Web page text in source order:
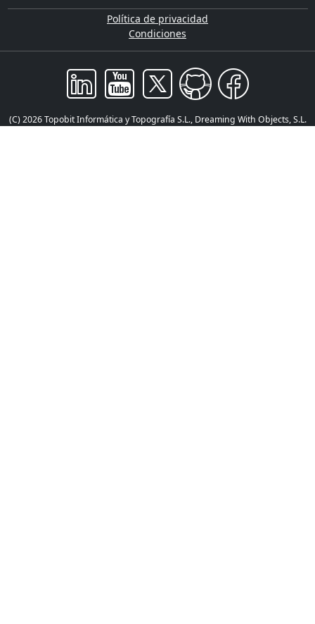
Política de privacidad
Condiciones
(C) 2026 Topobit Informática y Topografía S.L., Dreaming With Objects, S.L.